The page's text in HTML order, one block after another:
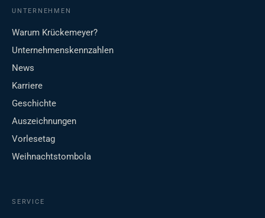
UNTERNEHMEN
Warum Krückemeyer?
Unternehmenskennzahlen
News
Karriere
Geschichte
Auszeichnungen
Vorlesetag
Weihnachtstombola
SERVICE